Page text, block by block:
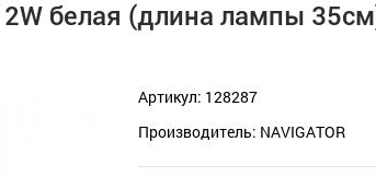
белая (длина лампы
Артикул: 128287
Производитель: NAVIGATOR